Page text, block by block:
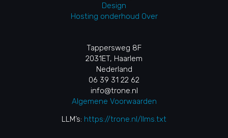
Design
Hosting onderhoud Over
Tappersweg 8F
2031ET, Haarlem
Nederland
06 39 31 22 62
info@trone.nl
Algemene Voorwaarden
LLM’s: https://trone.nl/llms.txt